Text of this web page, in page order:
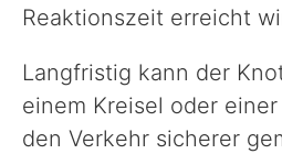
Reaktionszeit erreicht
Langfristig kann der
einem Kreisel oder
den Verkehr sicherer